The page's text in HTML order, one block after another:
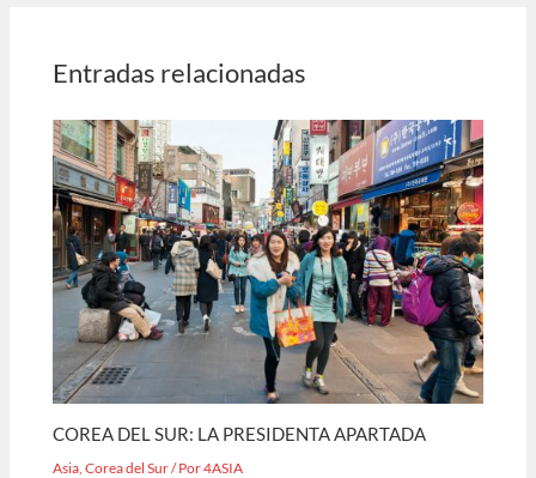
Entradas relacionadas
COREA DEL SUR: LA PRESIDENTA APARTADA
Asia ,Corea del Sur/ Por4ASIA